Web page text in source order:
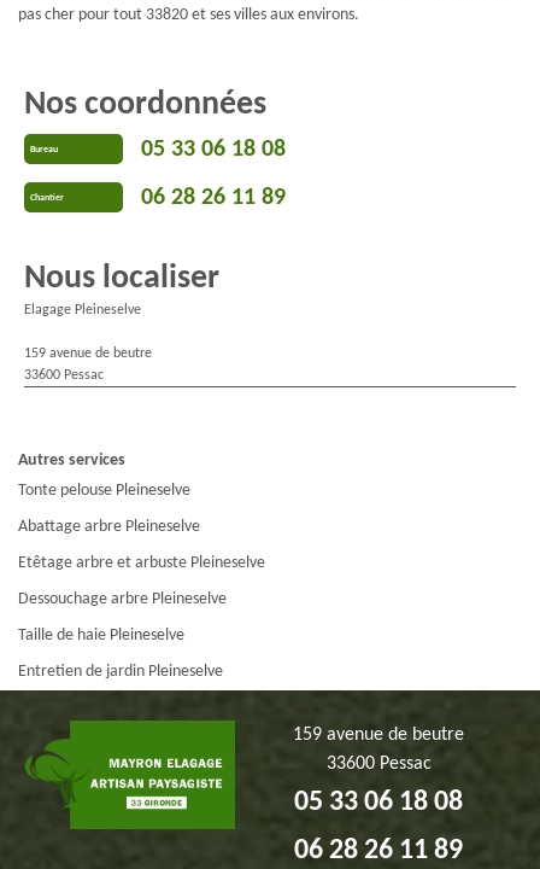
pas cher pour tout 33820 et ses villes aux environs.
Nos coordonnées
Bureau 05 33 06 18 08
Chantier 06 28 26 11 89
Nous localiser
Elagage Pleineselve
159 avenue de beutre
33600 Pessac
Autres services
Tonte pelouse Pleineselve
Abattage arbre Pleineselve
Etêtage arbre et arbuste Pleineselve
Dessouchage arbre Pleineselve
Taille de haie Pleineselve
Entretien de jardin Pleineselve
159 avenue de beutre
33600 Pessac
05 33 06 18 08
06 28 26 11 89